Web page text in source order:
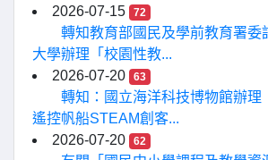
2026-07-15
72
轉知教育部國民及學前教育署委
大學辦理「校園性教...
2026-07-20
63
轉知：國立海洋科技博物館辦理
遙控帆船STEAM創客...
2026-07-20
62